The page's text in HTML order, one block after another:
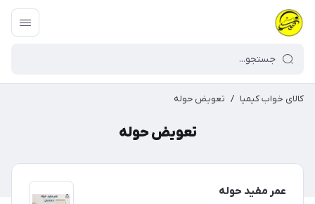
کالای خواب کیمیا / تعویض حوله
تعویض حوله
عمر مفید حوله